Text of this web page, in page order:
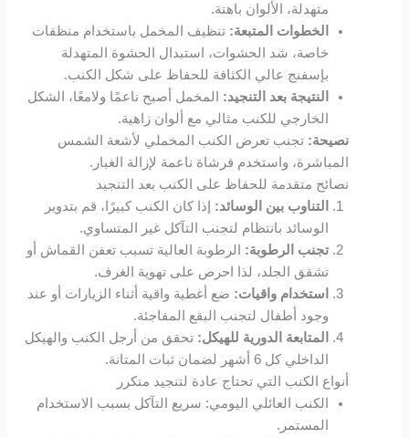
casibom
Hacking Forum
betpark giriş
sapanca escort
marsbahis
holiganbet
holiganbet
holiganbet
fixbet
jojobet
متهدلة، الألوان باهتة.
الخطوات المتبعة: تنظيف المخمل باستخدام منظفات
خاصة، شد الحشوات، استبدال الحشوة المتهدلة
بإسفنج عالي الكثافة للحفاظ على شكل الكنب.
النتيجة بعد التنجيد: المخمل أصبح ناعمًا ولامعًا، الشكل
الخارجي للكنب مثالي مع ألوان زاهية.
نصيحة: تجنب تعرض الكنب المخملي لأشعة الشمس
المباشرة، واستخدم فرشاة ناعمة لإزالة الغبار.
نصائح متقدمة للحفاظ على الكنب بعد التنجيد
التناوب بين الوسائد: إذا كان الكنب كبيرًا، قم بتدوير
الوسائد بانتظام لتجنب التآكل غير المتساوي.
تجنب الرطوبة: الرطوبة العالية تسبب تعفن القماش أو
تشقق الجلد، لذا احرص على تهوية الغرف.
استخدام واقيات: ضع أغطية واقية أثناء الزيارات أو عند
وجود أطفال لتجنب البقع المفاجئة.
المتابعة الدورية للهيكل: تحقق من أرجل الكنب والهيكل
الداخلي كل 6 أشهر لضمان ثبات المتانة.
أنواع الكنب التي تحتاج عادة لتنجيد متكرر
الكنب العائلي اليومي: سريع التآكل بسبب الاستخدام
المستمر.